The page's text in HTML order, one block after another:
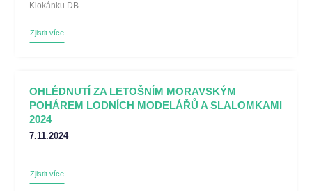
Klokánku DB
Zjistit více
OHLÉDNUTÍ ZA LETOŠNÍM MORAVSKÝM
POHÁREM LODNÍCH MODELÁŘŮ A SLALOMKAMI
2024
7.11.2024
Zjistit více